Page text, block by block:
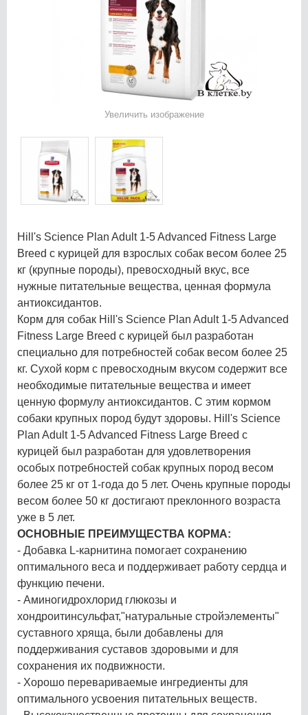
Увеличить изображение
Hill's Science Plan Adult 1-5 Advanced Fitness Large
Breed с курицей для взрослых собак весом более 25
кг (крупные породы), превосходный вкус, все
нужные питательные вещества, ценная формула
антиоксидантов.
Корм для собак Hill's Science Plan Adult 1-5 Advanced
Fitness Large Breed с курицей был разработан
специально для потребностей собак весом более 25
кг. Сухой корм с превосходным вкусом содержит все
необходимые питательные вещества и имеет
ценную формулу антиоксидантов. С этим кормом
собаки крупных пород будут здоровы. Hill's Science
Plan Adult 1-5 Advanced Fitness Large Breed с
курицей был разработан для удовлетворения
особых потребностей собак крупных пород весом
более 25 кг от 1-года до 5 лет. Очень крупные породы
весом более 50 кг достигают преклонного возраста
уже в 5 лет.
ОСНОВНЫЕ ПРЕИМУЩЕСТВА КОРМА:
- Добавка L-карнитина помогает сохранению
оптимального веса и поддерживает работу сердца и
функцию печени.
- Аминогидрохлорид глюкозы и
хондроитинсульфат,"натуральные стройэлементы"
суставного хряща, были добавлены для
поддерживания суставов здоровыми и для
сохранения их подвижности.
- Хорошо перевариваемые ингредиенты для
оптимального усвоения питательных веществ.